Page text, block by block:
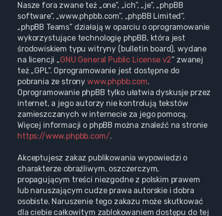
Nasze fora zwane też „one”, „ich”, „je”, „phpBB
software”, „www.phpbb.com”, „phpBB Limited”,
„phpBB Teams” działają w oparciu o oprogramowanie
wykorzystujące technologię phpBB, która jest
środowiskiem typu witryny (bulletin board), wydane
na licencji „GNU General Public License v2” zwanej
też „GPL”. Oprogramowanie jest dostępne do
pobrania ze strony www.phpbb.com.
Oprogramowanie phpBB tylko ułatwia dyskusje przez
internet, a jego autorzy nie kontrolują tekstów
zamieszczanych w internecie za jego pomocą.
Więcej informacji o phpBB można znaleźć na stronie
https://www.phpbb.com/.
Akceptujesz zakaz publikowania wypowiedzi o
charakterze obraźliwym, oszczerczym,
propagującym treści niezgodne z polskim prawem
lub naruszającym cudze prawa autorskie i dobra
osobiste. Naruszenie tego zakazu może skutkować
dla ciebie całkowitym zablokowaniem dostępu do tej